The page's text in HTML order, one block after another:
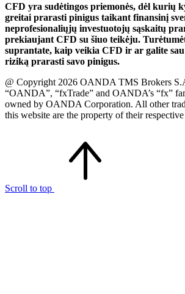
CFD yra sudėtingos priemonės, dėl kurių
greitai prarasti pinigus taikant finansinį
neprofesionaliųjų investuotojų sąskaitų
prekiaujant CFD su šiuo teikėju.
suprantate, kaip veikia CFD ir ar galite
riziką prarasti savo pinigus.
@ Copyright 2026 OANDA TMS Brokers
“OANDA”, “fxTrade” and OANDA’s “fx”
owned by OANDA Corporation. All other
this website are the property of their
Scroll to top